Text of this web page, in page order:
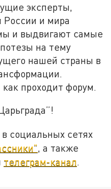
эксперты,
России и мира
и выдвигают самые
на тему
нашей страны в
проходит форум.
социальных сетях
, а также
телеграм-канал.